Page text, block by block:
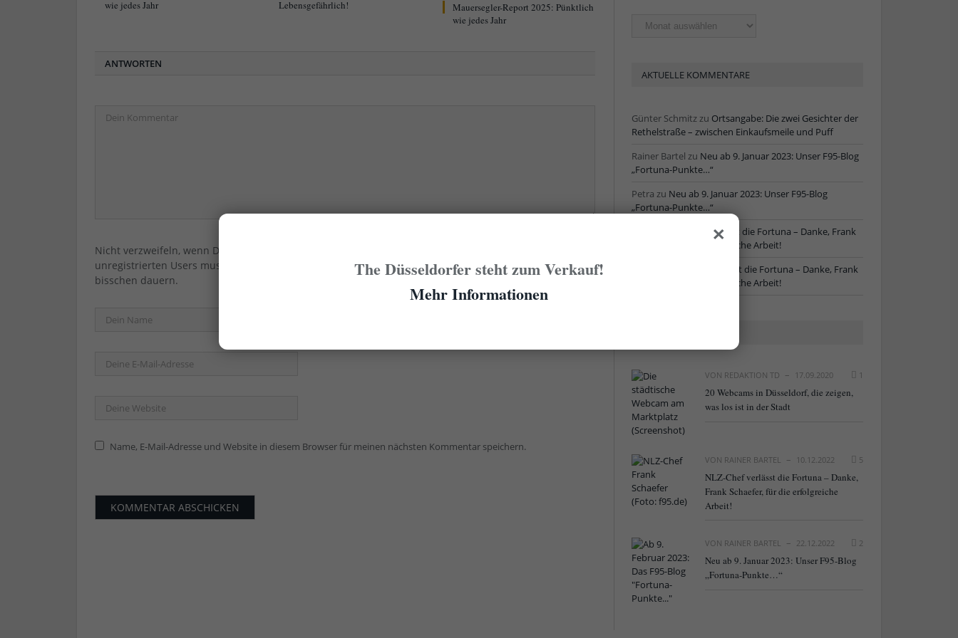
wie jedes Jahr
Lebensgefährlich!
Mauersegler-Report 2025: Pünktlich
wie jedes Jahr
ANTWORTEN
Nicht verzweifeln, wenn Dein/Ihr Kommentar nicht sofort hier erscheint. Der erste Kommentar eines
unregistrierten Users muss immer erst vom Admin freigegeben werden. Das kann manchmal ein
bisschen dauern.
Name, E-Mail-Adresse und Website in diesem Browser für meinen nächsten Kommentar speichern.
Ältere
AKTUELLE KOMMENTARE
Günter Schmitzzu Ortsangabe: Die zwei Gesichter der
Rethelstraße – zwischen Einkaufsmeile und Puff
Rainer Bartel zu Neu ab 9. Januar 2023: Unser F95-Blog
„Fortuna-Punkte…“
Petra zu Neu ab 9. Januar 2023: Unser F95-Blog
„Fortuna-Punkte…“
NLZ-Chef verlässt die Fortuna – Danke, Frank
Schaefer, für die erfolgreiche Arbeit!
NLZ-Chef verlässt die Fortuna – Danke, Frank
Schaefer, für die erfolgreiche Arbeit!
VON REDAKTION TD 17.09.2020 1
20 Webcams in Düsseldorf, die zeigen,
was los ist in der Stadt
VON RAINER BARTEL 10.12.2022 5
NLZ-Chef verlässt die Fortuna – Danke,
Frank Schaefer, für die erfolgreiche
Arbeit!
VON RAINER BARTEL 22.12.2022 2
Neu ab 9. Januar 2023: Unser F95-Blog
„Fortuna-Punkte…“
×
The Düsseldorfer steht zum Verkauf!
Mehr Informationen